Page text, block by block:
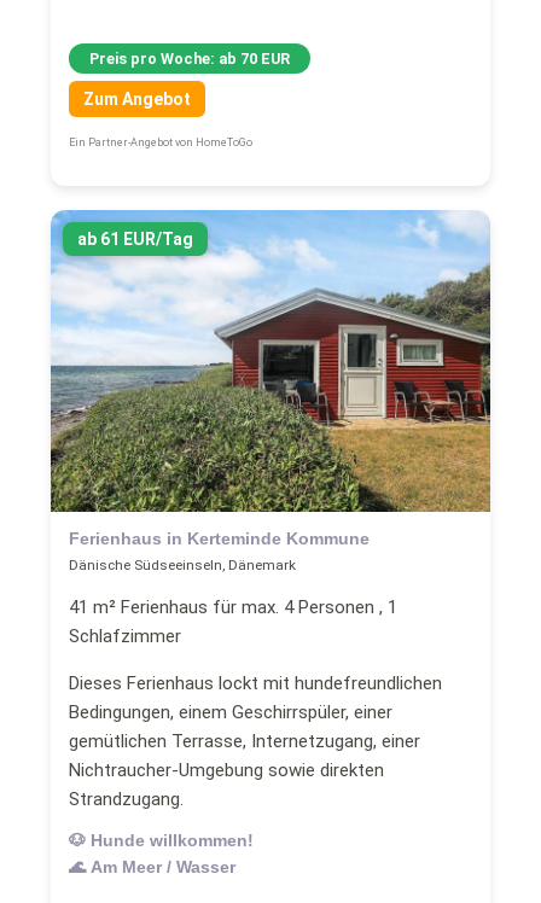
Preis pro Woche: ab 70 EUR
Zum Angebot
Ein Partner-Angebot von HomeToGo
ab 61 EUR/Tag
Ferienhaus in Kerteminde Kommune
Dänische Südseeinseln, Dänemark
41 m² Ferienhaus für max. 4 Personen , 1
Schlafzimmer
Dieses Ferienhaus lockt mit hundefreundlichen
Bedingungen, einem Geschirrspüler, einer
gemütlichen Terrasse, Internetzugang, einer
Nichtraucher-Umgebung sowie direkten
Strandzugang.
🐶 Hunde willkommen!
🌊 Am Meer / Wasser